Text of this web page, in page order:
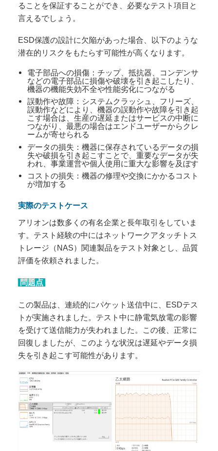
ることを保証することができ、必要なテスト項目と
言えるでしょう。
ESD保護の設計に欠陥があった場合、以下のような
潜在的リスクをもたらす可能性が高くなります。
電子部品への損傷：チップ、抵抗器、コンデンサ
などの電子部品に損傷や破壊を引き起こしたり、
機器の機能失効不全や性能劣化につながる
誤動作や故障：システムクラッシュ、フリーズ、
誤動作などにより、機器の誤動作や故障を引き起
こす場合は、生産の遅延またはサービスの中断に
つながり、最悪の場合はエンドユーザーからクレ
ームが寄せられる
データの損失：機器に保存されているデータの損
失や破損を引き起こすことで、重要なデータが失
われ、事業運営や個人使用に重大な影響を及ぼす
コストの損失：機器の修理や交換にかかるコスト
が増加する
実際のテストケース
アリオンは数多くの有名企業と長年取引をしていま
す。テスト経験の中にはネットワークアタッチトス
トレージ（NAS）関連製品をテスト対象とし、品質
評価を依頼されました。
問題点
この製品は、連続的にパケット送信中に、ESDテス
トが実施されました。テスト中に静電気放電の影響
を受けて送信能力が失われました。この後、正常に
回復しましたが、このような状況は遅延やデータ損
失を引き起こす可能性があります。